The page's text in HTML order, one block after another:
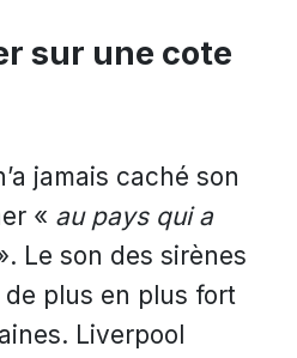
sur une cote
jamais caché son
« au pays qui a
Le son des sirènes
de plus en plus fort
Liverpool